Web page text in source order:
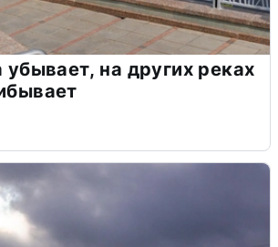
убывает, на других реках